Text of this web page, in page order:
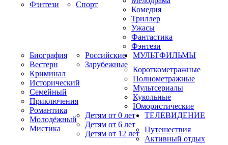
Фэнтези
Спорт
Комедия
Триллер
Ужасы
Фантастика
Фэнтези
Биография
Вестерн
Криминал
Исторический
Семейный
Приключения
Романтика
Молодёжный
Мистика
Российские
Зарубежные
МУЛЬТФИЛЬМЫ
Короткометражные
Полнометражные
Мультсериалы
Кукольные
Юмористические
Детям от 0 лет
Детям от 6 лет
Детям от 12 лет
ТЕЛЕВИДЕНИЕ
Путешествия
Активный отдых